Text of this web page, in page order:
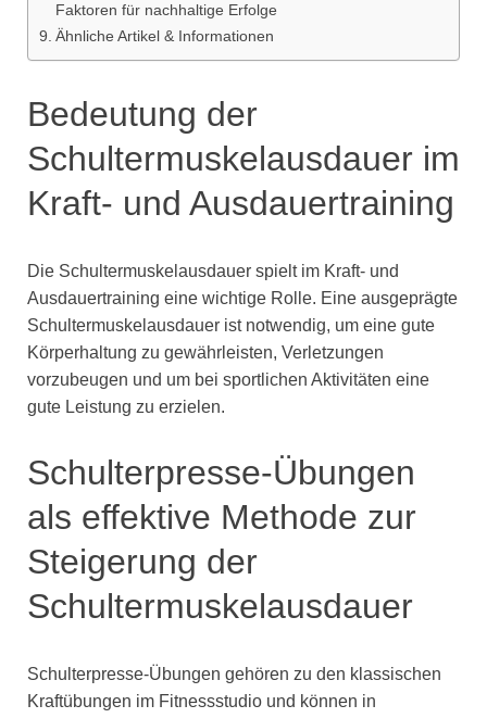
Faktoren für nachhaltige Erfolge
Ähnliche Artikel & Informationen
Bedeutung der
Schultermuskelausdauer im
Kraft- und Ausdauertraining
Die Schultermuskelausdauer spielt im Kraft- und
Ausdauertraining eine wichtige Rolle. Eine ausgeprägte
Schultermuskelausdauer ist notwendig, um eine gute
Körperhaltung zu gewährleisten, Verletzungen
vorzubeugen und um bei sportlichen Aktivitäten eine
gute Leistung zu erzielen.
Schulterpresse-Übungen
als effektive Methode zur
Steigerung der
Schultermuskelausdauer
Schulterpresse-Übungen gehören zu den klassischen
Kraftübungen im Fitnessstudio und können in